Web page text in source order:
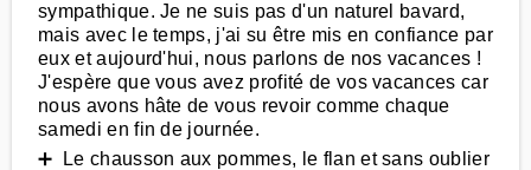
sympathique. Je ne suis pas d'un naturel bavard,
mais avec le temps, j'ai su être mis en confiance par
eux et aujourd'hui, nous parlons de nos vacances !
J'espère que vous avez profité de vos vacances car
nous avons hâte de vous revoir comme chaque
samedi en fin de journée.
➕ Le chausson aux pommes, le flan et sans oublier